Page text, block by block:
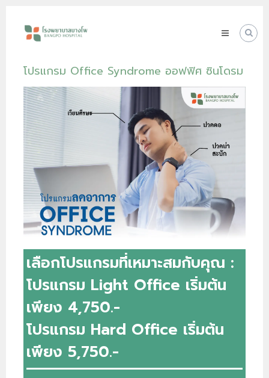
contentพยาบาล
choice
Good
Health
โปรแกรม Office Syndrome ออฟฟิศ ซินโดรม
เลือกโปรแกรมที่เหมาะสมกับคุณ :
โปรแกรม Light Office เริ่มต้น
เพียง 4,750.-
โปรแกรม Hard Office เริ่มต้น
เพียง 5,750.-